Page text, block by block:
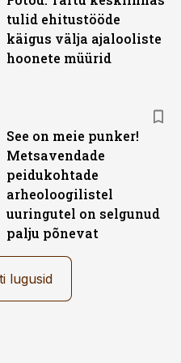
tulid ehitustööde
käigus välja ajalooliste
hoonete müürid
See on meie punker!
Metsavendade
peidukohtade
arheoloogilistel
uuringutel on selgunud
palju põnevat
lugusid